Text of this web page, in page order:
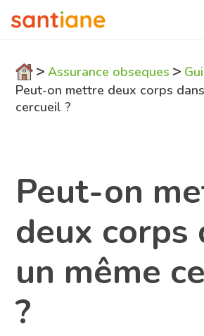
> Assurance obseques >
Peut-on mettre deux corps
cercueil ?
Peut-on
deux corps
un même
?